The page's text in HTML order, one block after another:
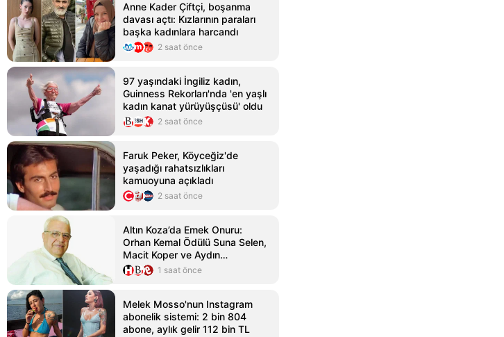
Anne Kader Çiftçi, boşanma
davası açtı: Kızlarının paraları
başka kadınlara harcandı
2 saat önce
97 yaşındaki İngiliz kadın,
Guinness Rekorları'nda 'en yaşlı
kadın kanat yürüyüşçüsü' oldu
2 saat önce
Faruk Peker, Köyceğiz'de
yaşadığı rahatsızlıkları
kamuoyuna açıkladı
2 saat önce
Altın Koza’da Emek Onuru:
Orhan Kemal Ödülü Suna Selen,
Macit Koper ve Aydın
Sayman’a…1 saat önce
Melek Mosso'nun Instagram
abonelik sistemi: 2 bin 804
abone, aylık gelir 112 bin TL